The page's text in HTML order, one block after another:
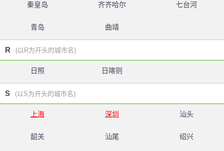
秦皇岛 齐齐哈尔 七台河
青岛 曲靖
R (以R为开头的城市名)
日照 日喀则
S (以S为开头的城市名)
上海 深圳 汕头
韶关 汕尾 绍兴